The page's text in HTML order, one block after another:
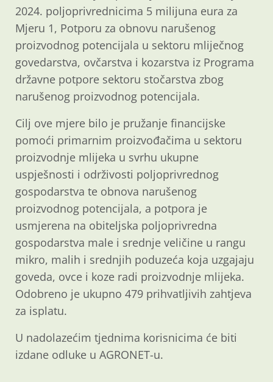
2024. poljoprivrednicima 5 milijuna eura za
Mjeru 1, Potporu za obnovu narušenog
proizvodnog potencijala u sektoru mliječnog
govedarstva, ovčarstva i kozarstva iz Programa
državne potpore sektoru stočarstva zbog
narušenog proizvodnog potencijala.
Cilj ove mjere bilo je pružanje financijske
pomoći primarnim proizvođačima u sektoru
proizvodnje mlijeka u svrhu ukupne
uspješnosti i održivosti poljoprivrednog
gospodarstva te obnova narušenog
proizvodnog potencijala, a potpora je
usmjerena na obiteljska poljoprivredna
gospodarstva male i srednje veličine u rangu
mikro, malih i srednjih poduzeća koja uzgajaju
goveda, ovce i koze radi proizvodnje mlijeka.
Odobreno je ukupno 479 prihvatljivih zahtjeva
za isplatu.
U nadolazećim tjednima korisnicima će biti
izdane odluke u AGRONET-u.